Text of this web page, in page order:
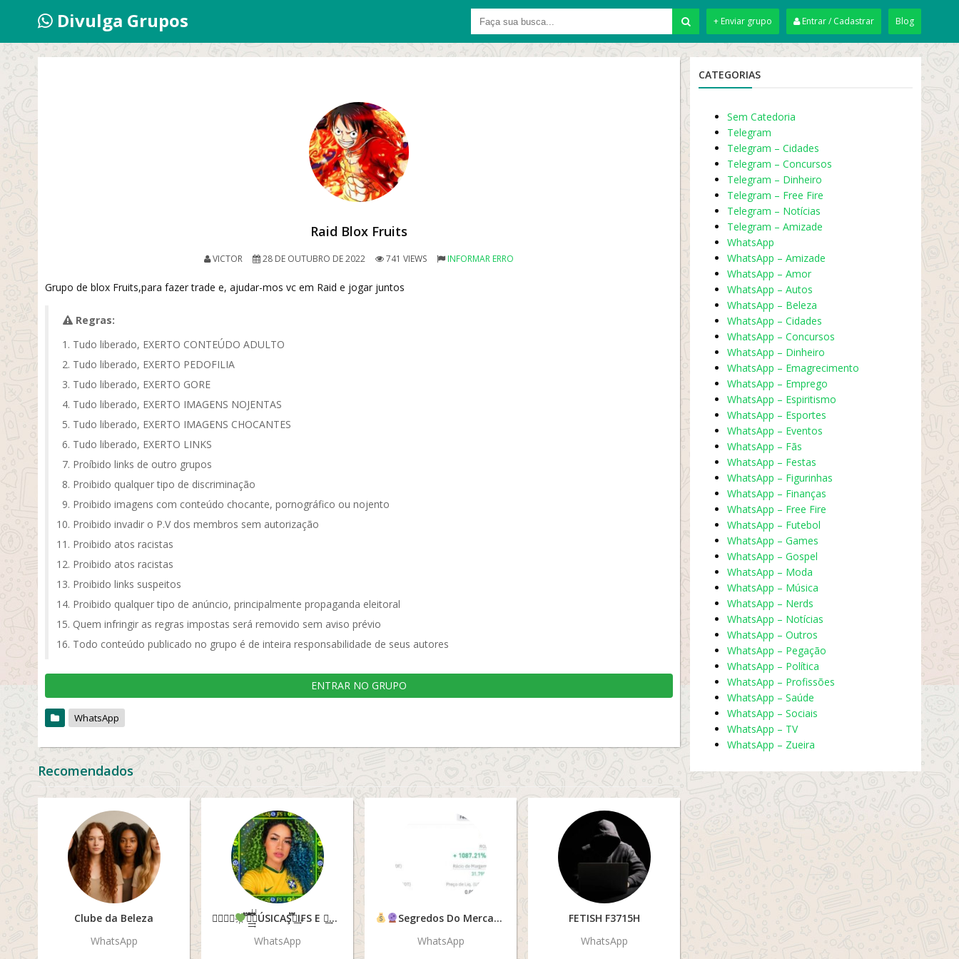
Divulga Grupos Blog
Entrar / Cadastrar
+ Enviar grupo
Raid Blox Fruits
VICTOR 28 DE OUTUBRO DE 2022 741 VIEWS INFORMAR ERRO
Grupo de blox Fruits,para fazer trade e, ajudar-mos vc em Raid e jogar juntos
Regras:
Tudo liberado, EXERTO CONTEÚDO ADULTO
Tudo liberado, EXERTO PEDOFILIA
Tudo liberado, EXERTO GORE
Tudo liberado, EXERTO IMAGENS NOJENTAS
Tudo liberado, EXERTO IMAGENS CHOCANTES
Tudo liberado, EXERTO LINKS
Proíbido links de outro grupos
Proibido qualquer tipo de discriminação
Proibido imagens com conteúdo chocante, pornográfico ou nojento
Proibido invadir o P.V dos membros sem autorização
Proibido atos racistas
Proibido atos racistas
Proibido links suspeitos
Proibido qualquer tipo de anúncio, principalmente propaganda eleitoral
Quem infringir as regras impostas será removido sem aviso prévio
Todo conteúdo publicado no grupo é de inteira responsabilidade de seus autores
ENTRAR NO GRUPO
WhatsApp
Recomendados
Clube da Beleza
WhatsApp
❀፝⃔⃝҉
፝֟፝֟፝֟֠֠֩͢͡͡🅜͢ÚSICAŞ֠֟፝🅖͢I₣S E 🅕͢ŘASES፝֟፝֟፝͢͡͡❀፝⃔⃝҉፝֟፝֟፝֟֠֠֩͢͡͡
WhatsApp
Segredos Do Mercardo
WhatsApp
FETISH F3715H
WhatsApp
CATEGORIAS
Sem Catedoria
Telegram
Telegram – Cidades
Telegram – Concursos
Telegram – Dinheiro
Telegram – Free Fire
Telegram – Notícias
Telegram – Amizade
WhatsApp
WhatsApp – Amizade
WhatsApp – Amor
WhatsApp – Autos
WhatsApp – Beleza
WhatsApp – Cidades
WhatsApp – Concursos
WhatsApp – Dinheiro
WhatsApp – Emagrecimento
WhatsApp – Emprego
WhatsApp – Espiritismo
WhatsApp – Esportes
WhatsApp – Eventos
WhatsApp – Fãs
WhatsApp – Festas
WhatsApp – Figurinhas
WhatsApp – Finanças
WhatsApp – Free Fire
WhatsApp – Futebol
WhatsApp – Games
WhatsApp – Gospel
WhatsApp – Moda
WhatsApp – Música
WhatsApp – Nerds
WhatsApp – Notícias
WhatsApp – Outros
WhatsApp – Pegação
WhatsApp – Política
WhatsApp – Profissões
WhatsApp – Saúde
WhatsApp – Sociais
WhatsApp – TV
WhatsApp – Zueira